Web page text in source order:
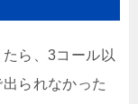
ら、3コール以
られなかった